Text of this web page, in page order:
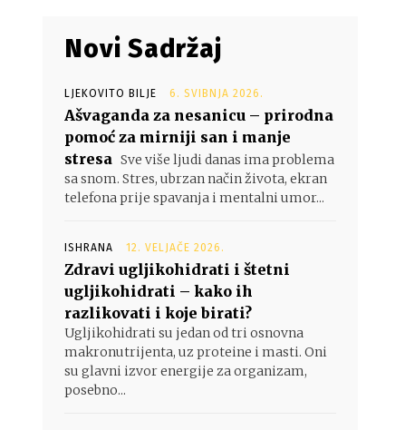
Novi Sadržaj
LJEKOVITO BILJE 6. SVIBNJA 2026.
Ašvaganda za nesanicu – prirodna
pomoć za mirniji san i manje
stresa Sve više ljudi danas ima problema
sa snom. Stres, ubrzan način života, ekran
telefona prije spavanja i mentalni umor...
ISHRANA 12. VELJAČE 2026.
Zdravi ugljikohidrati i štetni
ugljikohidrati – kako ih
razlikovati i koje birati?
Ugljikohidrati su jedan od tri osnovna
makronutrijenta, uz proteine i masti. Oni
su glavni izvor energije za organizam,
posebno...